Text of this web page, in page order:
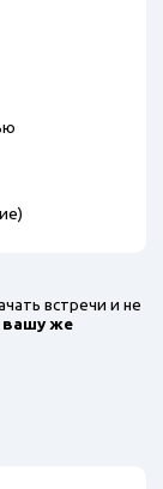
встречи и не
вашу же